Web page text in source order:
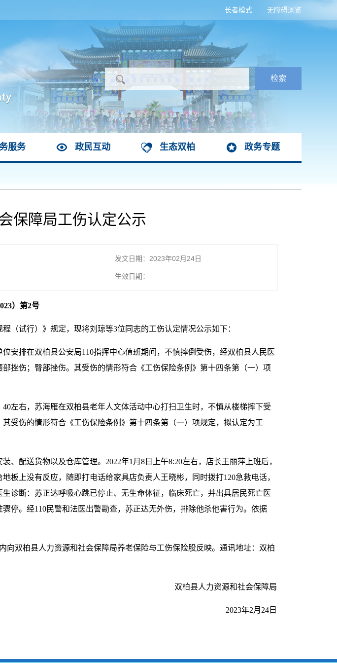
无障碍浏览
长者模式
服务 政民互动 生态双柏 政务专题
保障局工伤认定公示
发文日期：2023年02月24日
生效日期：
）第2号
（试行）》规定，现将刘琼等3位同志的工伤认定情况公示如下：
安排在双柏县公安局110指挥中心值班期间，不慎摔倒受伤，经双柏县人民医
挫伤；臀部挫伤。其受伤的情形符合《工伤保险条例》第十四条第（一）项
左右，苏海雁在双柏县老年人文体活动中心打扫卫生时，不慎从楼梯摔下受
受伤的情形符合《工伤保险条例》第十四条第（一）项规定，拟认定为工
配送货物以及仓库管理。2022年1月8日上午8:20左右，店长王丽萍上班后，
板上没有反应，随即打电话给家具店负责人王晓彬，同时拨打120急救电话，
诊断：苏正达呼吸心跳已停止、无生命体征，临床死亡，并出具居民死亡医
停。经110民警和法医出警勘查，苏正达无外伤，排除他杀他害行为。依据
双柏县人力资源和社会保障局养老保险与工伤保险股反映。通讯地址：双柏
双柏县人力资源和社会保障局
2023年2月24日